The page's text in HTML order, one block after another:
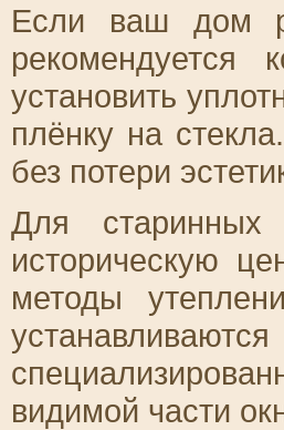
Если ваш дом
рекомендуется
установить
плёнку на
без потери
Для
историческую
методы
видимой части